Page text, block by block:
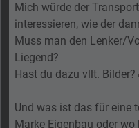
Mich würde der
interessieren, wie der
Muss man den Lenker/
Liegend?
Hast du dazu vllt. Bilder?
Und was ist das für eine
Marke Eigenbau oder